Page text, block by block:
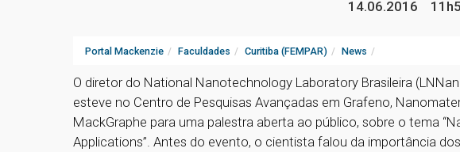
14.06.2016
Portal Mackenzie Faculdades Curitiba (FEMPAR) News
O diretor do National Nanotechnology Laboratory Brasileira
esteve no Centro de Pesquisas Avançadas em Grafeno,
MackGraphe para uma palestra aberta ao público, sobre o tema
Applications”. Antes do evento, o cientista falou da importância